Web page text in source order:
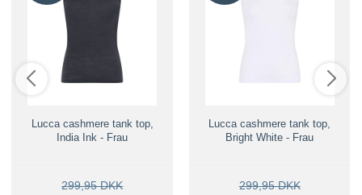
Lucca cashmere tank top,
India Ink - Frau
299,95 DKK
Lucca cashmere tank top,
Bright White - Frau
299,95 DKK